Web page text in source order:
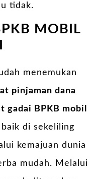
tidak.
MOBIL
menemukan
pinjaman dana
gadai BPKB mobil
di sekeliling
kemajuan dunia
mudah. Melalui